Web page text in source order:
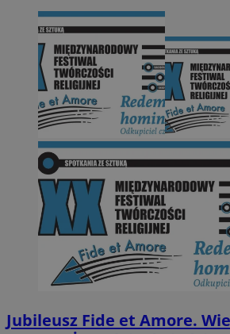
Jubileusz Fide et Amore.